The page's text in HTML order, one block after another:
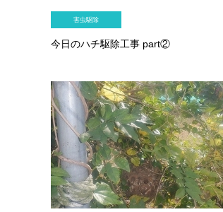
害虫駆除
今日のハチ駆除工事 part②